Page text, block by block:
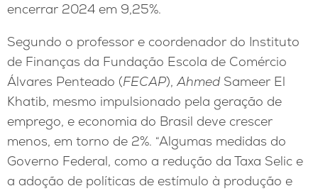
encerrar 2024 em 9,25%.
Segundo o professor e coordenador do Instituto
de Finanças da Fundação Escola de Comércio
Álvares Penteado (FECAP), Ahmed Sameer El
Khatib, mesmo impulsionado pela geração de
emprego, e economia do Brasil deve crescer
menos, em torno de 2%. “Algumas medidas do
Governo Federal, como a redução da Taxa Selic e
a adoção de políticas de estímulo à produção e